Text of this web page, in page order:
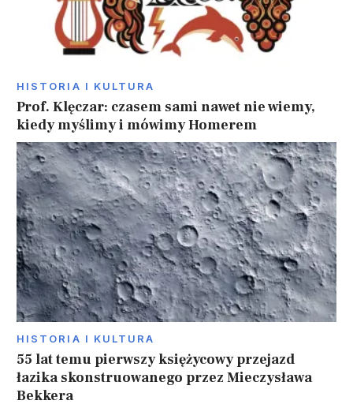
HISTORIA I KULTURA
Prof. Klęczar: czasem sami nawet nie wiemy,
kiedy myślimy i mówimy Homerem
HISTORIA I KULTURA
55 lat temu pierwszy księżycowy przejazd
łazika skonstruowanego przez Mieczysława
Bekkera